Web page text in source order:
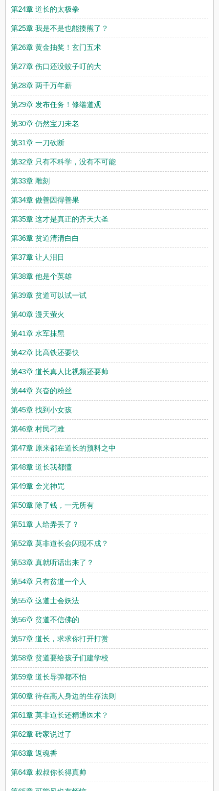
第24章 道长的太极拳
第25章 我是不是也能揍熊了？
第26章 黄金抽奖！玄门五术
第27章 伤口还没蚊子叮的大
第28章 两千万年薪
第29章 发布任务！修缮道观
第30章 仍然宝刀未老
第31章 一刀砍断
第32章 只有不科学，没有不可能
第33章 雕刻
第34章 做善因得善果
第35章 这才是真正的齐天大圣
第36章 贫道清清白白
第37章 让人泪目
第38章 他是个英雄
第39章 贫道可以试一试
第40章 漫天萤火
第41章 水军抹黑
第42章 比高铁还要快
第43章 道长真人比视频还要帅
第44章 兴奋的粉丝
第45章 找到小女孩
第46章 村民刁难
第47章 原来都在道长的预料之中
第48章 道长我都懂
第49章 金光神咒
第50章 除了钱，一无所有
第51章 人给弄丢了？
第52章 莫非道长会闪现不成？
第53章 真就听话出来了？
第54章 只有贫道一个人
第55章 这道士会妖法
第56章 贫道不信佛的
第57章 道长，求求你打开打赏
第58章 贫道要给孩子们建学校
第59章 道长导弹都不怕
第60章 待在高人身边的生存法则
第61章 莫非道长还精通医术？
第62章 砖家说过了
第63章 返魂香
第64章 叔叔你长得真帅